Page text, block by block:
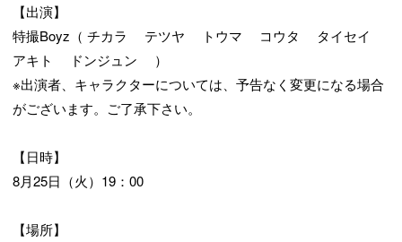
【出演】
特撮Boyz（ チカラ テツヤ トウマ コウタ タイセイ
アキト ドンジュン ）
※出演者、キャラクターについては、予告なく変更になる場合
がございます。ご了承下さい。
【日時】
8月25日（火）19：00
【場所】